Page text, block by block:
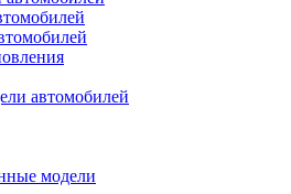
автомобилей
модели